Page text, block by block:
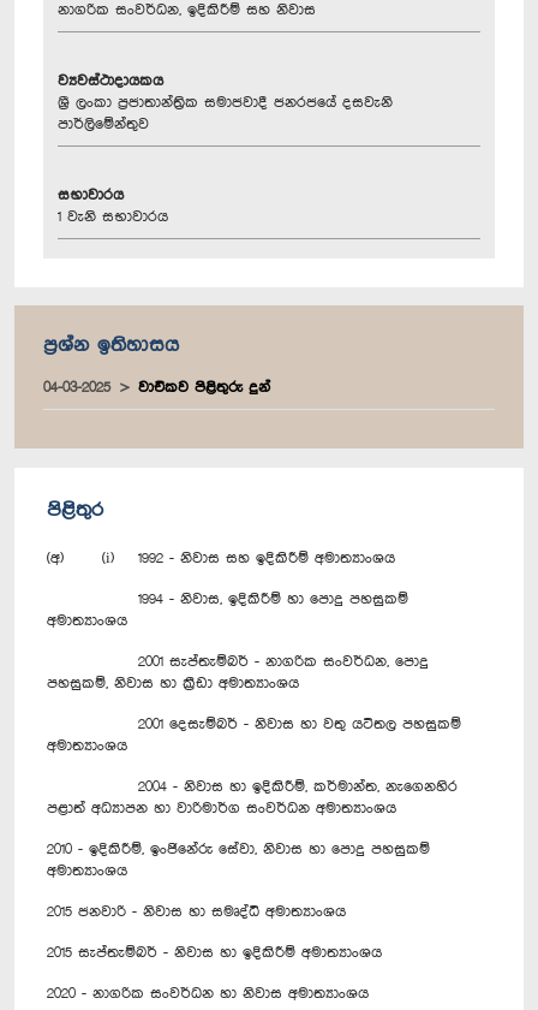
නාගරික සංවර්ධන, ඉදිකිරීම් සහ නිවාස
ව්‍යවස්ථාදායකය
ශ්‍රී ලංකා ප්‍රජාතාන්ත්‍රික සමාජවාදී ජනරජයේ දසවැනි
පාර්ලිමේන්තුව
සභාවාරය
1 වැනි සභාවාරය
ප්‍රශ්න ඉතිහාසය
04-03-2025 වාචිකව පිළිතුරු දුන්
පිළිතුර
(අ) (i) 1992 - නිවාස සහ ඉදිකිරීම් අමාත්‍යාංශය
1994 - නිවාස, ඉදිකිරීම් හා පොදු පහසුකම්
අමාත්‍යාංශය
2001 සැප්තැම්බර් - නාගරික සංවර්ධන, පොදු
පහසුකම්, නිවාස හා ක්‍රීඩා අමාත්‍යාංශය
2001 දෙසැම්බර් - නිවාස හා වතු යටිතල පහසුකම්
අමාත්‍යාංශය
2004 - නිවාස හා ඉදිකිරීම්, කර්මාන්ත, නැගෙනහිර
පළාත් අධ්‍යාපන හා වාරිමාර්ග සංවර්ධන අමාත්‍යාංශය
2010 - ඉදිකිරීම්, ඉංජිනේරු සේවා, නිවාස හා පොදු පහසුකම්
අමාත්‍යාංශය
2015 ජනවාරි - නිවාස හා සමෘද්ධි අමාත්‍යාංශය
2015 සැප්තැම්බර් - නිවාස හා ඉදිකිරීම් අමාත්‍යාංශය
2020 - නාගරික සංවර්ධන හා නිවාස අමාත්‍යාංශය